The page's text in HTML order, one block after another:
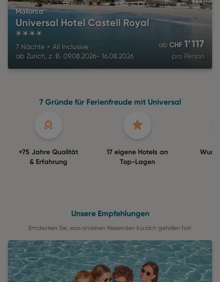
Mallorca
Universal Hotel Castell Royal
7 Nächte + All Inclusive
ab Zürich, z. B. 09.08.2026- 16.08.2026
ab CHF 1’117
pro Person
7 Gründe für Ferienfreude mit Universal
+75 Jahre Qualität
& Erfahrung
17 eigene Hotels an
Top-Lagen
Unsere Empfehlungen
Entdecken Sie, was anderen Reisenden kürzlich gefallen hat